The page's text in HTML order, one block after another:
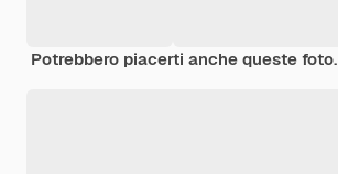
Potrebbero piacerti anche queste foto.